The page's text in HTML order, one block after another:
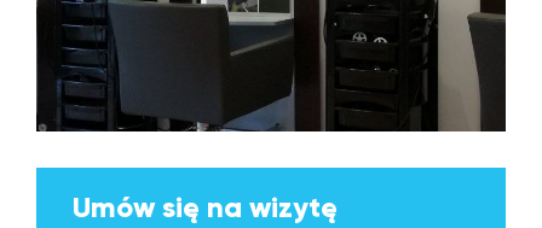
Umów się na wizytę